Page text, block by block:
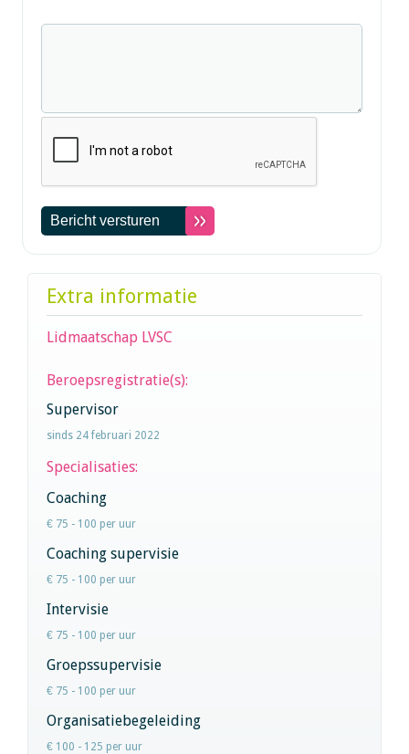
Extra informatie
Lidmaatschap LVSC
Beroepsregistratie(s):
Supervisor
sinds 24 februari 2022
Specialisaties:
Coaching
€ 75 - 100 per uur
Coaching supervisie
€ 75 - 100 per uur
Intervisie
€ 75 - 100 per uur
Groepssupervisie
€ 75 - 100 per uur
Organisatiebegeleiding
€ 100 - 125 per uur